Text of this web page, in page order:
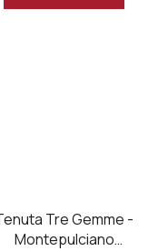
Tre Gemme -
Montepulciano